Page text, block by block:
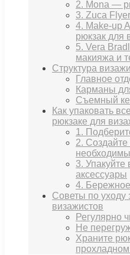
2. Mona —
3. Zuca
4. Make-up
рюкзак для
5. Vera
макияжа и
Структура
Главное
Карманы
Съемный
Как упаковать
рюкзаке для
1.
2. Создайте
3. Упакуйте
аксессуары
4.
Советы по уходу
визажистов
Регулярно
Не
Храните